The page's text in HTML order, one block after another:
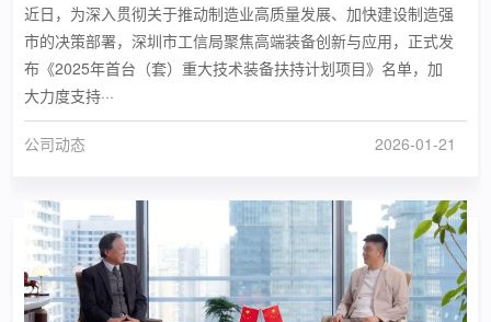
近日，为深入贯彻关于推动制造业高质量发展、加快建设制造强
市的决策部署，深圳市工信局聚焦高端装备创新与应用，正式发
布《2025年首台（套）重大技术装备扶持计划项目》名单，加
大力度支持···
公司动态 2026-01-21